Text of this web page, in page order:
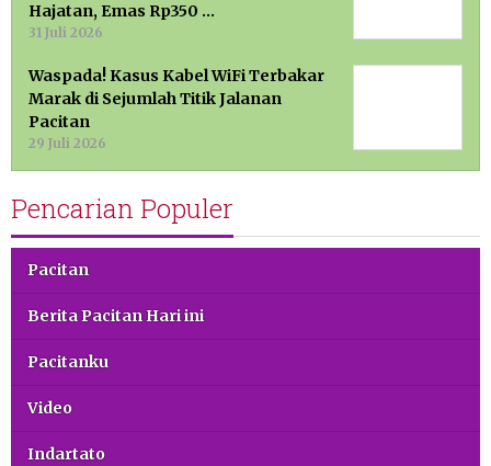
Hajatan, Emas Rp350 …
31 Juli 2026
Waspada! Kasus Kabel WiFi Terbakar
Marak di Sejumlah Titik Jalanan
Pacitan
29 Juli 2026
Pencarian Populer
Pacitan
Berita Pacitan Hari ini
Pacitanku
Video
Indartato